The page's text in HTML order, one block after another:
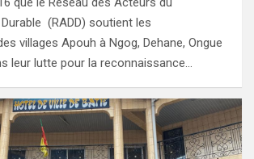
(RADD) soutient les
villages Apouh à Ngog, Dehane, Ongue
leur lutte pour la reconnaissance…